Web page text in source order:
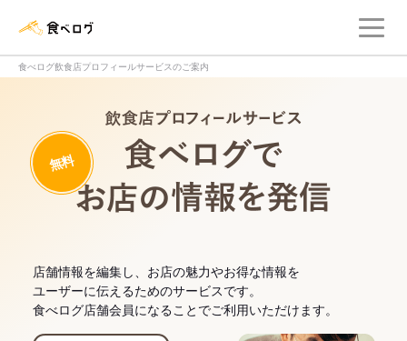
食べログ飲食店プロフィールサービスのご案内
無料
店舗情報を編集し、お店の魅力やお得な情報を
ユーザーに伝えるためのサービスです。
食べログ店舗会員になることでご利用いただけます。